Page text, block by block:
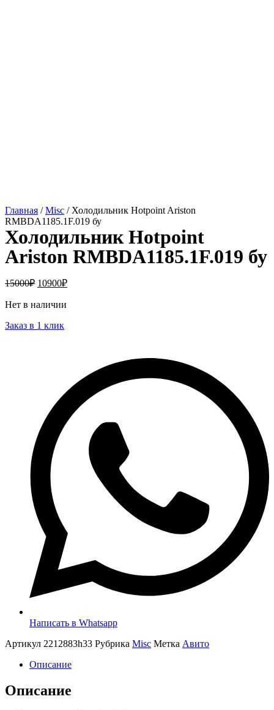
Главная /Misc / Холодильник Hotpoint Ariston
RMBDA1185.1F.019 бу
Холодильник Hotpoint
Ariston RMBDA1185.1F.019 бу
15000₽ 10900₽
Нет в наличии
Заказ в 1 клик
Написать в Whatsapp
Артикул 2212883h33 Рубрика Misc Метка Авито
Описание
Описание